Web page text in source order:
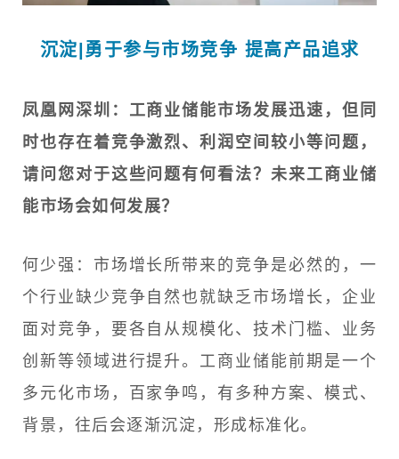
沉淀|勇于参与市场竞争 提高产品追求
凤凰网深圳：工商业储能市场发展迅速，但同
时也存在着竞争激烈、利润空间较小等问题，
请问您对于这些问题有何看法？未来工商业储
能市场会如何发展？
何少强：市场增长所带来的竞争是必然的，一
个行业缺少竞争自然也就缺乏市场增长，企业
面对竞争，要各自从规模化、技术门槛、业务
创新等领域进行提升。工商业储能前期是一个
多元化市场，百家争鸣，有多种方案、模式、
背景，往后会逐渐沉淀，形成标准化。